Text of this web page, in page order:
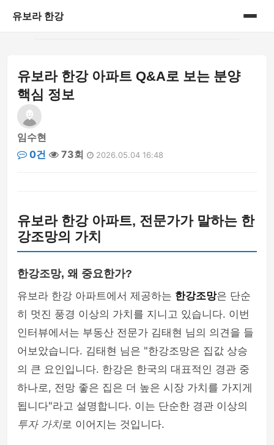
유보라 한강
게시판
유보라 한강 아파트 Q&A로 보는 분양
핵심 정보
임수현
0건
73회 2026.05.04 16:48
유보라 한강 아파트, 전문가가 말하는 한
강조망의 가치
한강조망, 왜 중요한가?
유보라 한강 아파트에서 제공하는 한강조망은 단순
히 멋진 풍경 이상의 가치를 지니고 있습니다. 이번
인터뷰에서는 부동산 전문가 김태현 님의 의견을 들
어보았습니다. 김태현 님은 "한강조망은 집값 상승
의 큰 요인입니다. 한강은 한국의 대표적인 경관 중
하나로, 전망 좋은 집은 더 높은 시장 가치를 가지게
됩니다"라고 설명합니다. 이는 단순한 경관 이상의
투자 가치로 이어지는 것입니다.